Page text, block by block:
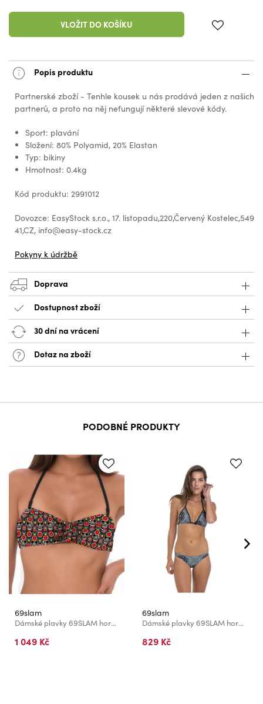
VLOŽIT DO KOŠÍKU
Popis produktu
Partnerské zboží - Tenhle kousek u nás prodává jeden z našich
partnerů, a proto na něj nefungují některé slevové kódy.
Sport: plavání
Složení: 80% Polyamid, 20% Elastan
Typ: bikiny
Hmotnost: 0.4kg
Kód produktu: 2991012
Dovozce: EasyStock s.r.o., 17. listopadu,220,Červený Kostelec,549
41,CZ, info@easy-stock.cz
Pokyny k údržbě
Doprava
Dostupnost zboží
30 dní na vrácení
Dotaz na zboží
PODOBNÉ PRODUKTY
69slam
Dámské plavky 69SLAM horní díl WOMEN FLOWER SJULL MELASTI BANDEAU
1 049 Kč
69slam
Dámské plavky 69SLAM horní díl BANDANA TRIANGLE
829 Kč